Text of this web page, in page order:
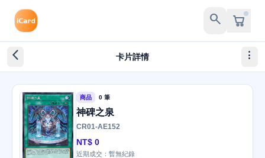
search
arrow_back_ios_new 卡片詳情 more_vert
商品 0 筆
神碑之泉
CR01-AE152
NT$ 0
近期成交：暫無紀錄